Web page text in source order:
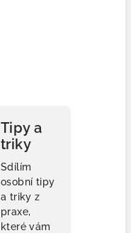
💡
Tipy a
triky
Sdílím
osobní tipy
a triky z
praxe,
které vám